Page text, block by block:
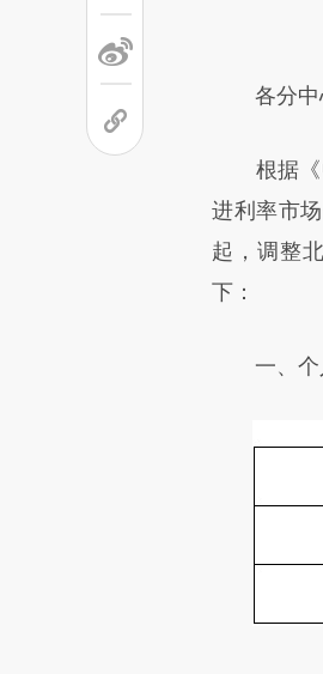
各分中心
根据《中
进利率市
起，调整
下：
一、个人